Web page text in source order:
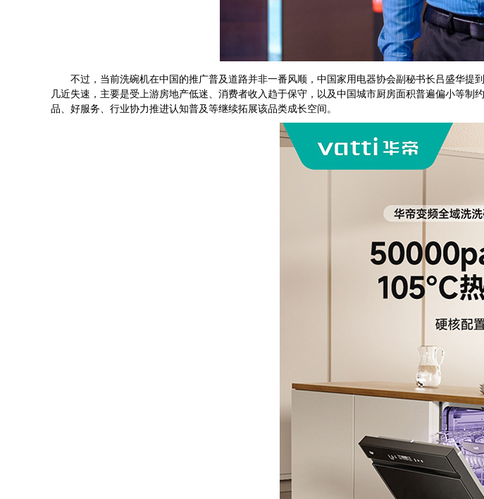
不过，当前洗碗机在中国的推广普及道路并非一番风顺，中国家用电器协会副秘书长吕盛华提
几近失速，主要是受上游房地产低迷、消费者收入趋于保守，以及中国城市厨房面积普遍偏小等
品、好服务、行业协力推进认知普及等继续拓展该品类成长空间。